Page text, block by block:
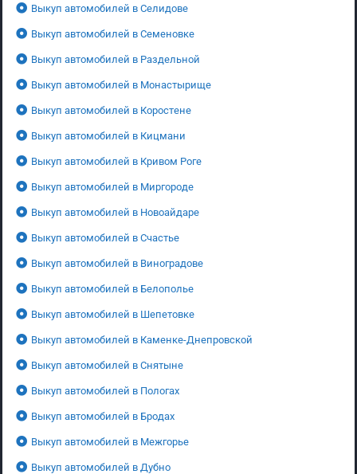
Выкуп автомобилей в Селидове
Выкуп автомобилей в Семеновке
Выкуп автомобилей в Раздельной
Выкуп автомобилей в Монастырище
Выкуп автомобилей в Коростене
Выкуп автомобилей в Кицмани
Выкуп автомобилей в Кривом Роге
Выкуп автомобилей в Миргороде
Выкуп автомобилей в Новоайдаре
Выкуп автомобилей в Счастье
Выкуп автомобилей в Виноградове
Выкуп автомобилей в Белополье
Выкуп автомобилей в Шепетовке
Выкуп автомобилей в Каменке-Днепровской
Выкуп автомобилей в Снятыне
Выкуп автомобилей в Пологах
Выкуп автомобилей в Бродах
Выкуп автомобилей в Межгорье
Выкуп автомобилей в Дубно